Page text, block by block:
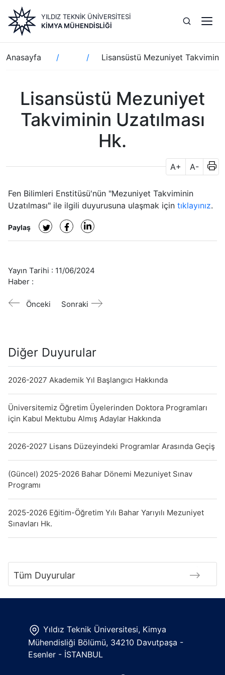
içeriğe
atla
YILDIZ TEKNİK ÜNİVERSİTESİ
KIMYA MÜHENDISLIĞI
Sayfa
yolu
Anasayfa Lisansüstü Mezuniyet
Lisansüstü Mezuniyet
Takviminin Uzatılması
Hk.
A+ A-
Fen Bilimleri Enstitüsü'nün "Mezuniyet Takviminin
Uzatılması" ile ilgili duyurusuna ulaşmak için tıklayınız.
Paylaş
Yayın Tarihi : 11/06/2024
Haber :
Önceki Sonraki
Diğer Duyurular
2026-2027 Akademik Yıl Başlangıcı Hakkında
Üniversitemiz Öğretim Üyelerinden Doktora Programları
için Kabul Mektubu Almış Adaylar Hakkında
2026-2027 Lisans Düzeyindeki Programlar Arasında Geçiş
(Güncel) 2025-2026 Bahar Dönemi Mezuniyet Sınav
Programı
2025-2026 Eğitim-Öğretim Yılı Bahar Yarıyılı Mezuniyet
Sınavları Hk.
Tüm Duyurular
Yıldız Teknik Üniversitesi, Kimya
Mühendisliği Bölümü, 34210 Davutpaşa -
Esenler - İSTANBUL